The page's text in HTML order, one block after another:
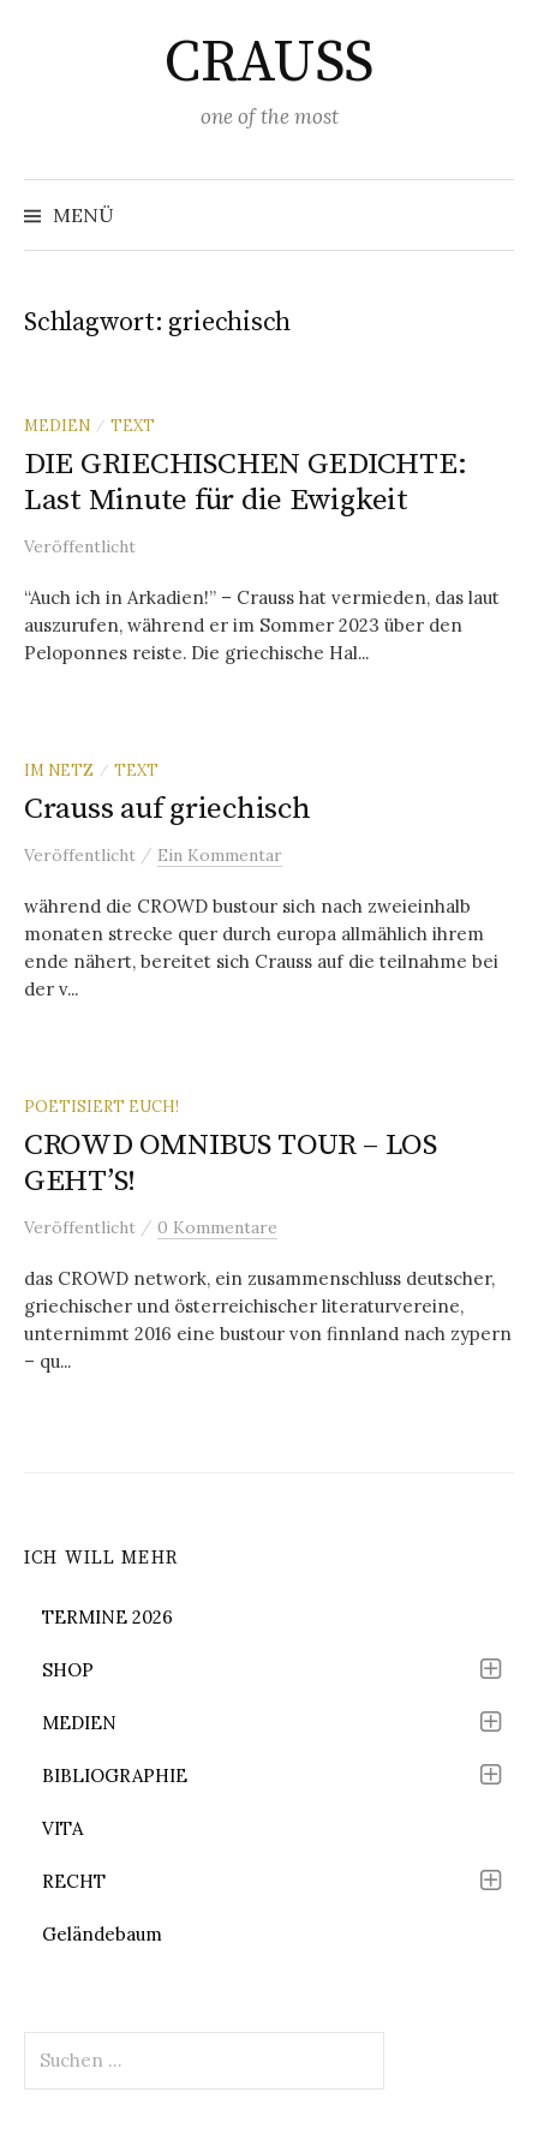
CRAUSS
one of the most
MENÜ
Suchen
Schlagwort: griechisch
MEDIEN / TEXT
DIE GRIECHISCHEN GEDICHTE:
Last Minute für die Ewigkeit
Veröffentlicht
“Auch ich in Arkadien!” – Crauss hat vermieden, das laut
auszurufen, während er im Sommer 2023 über den
Peloponnes reiste. Die griechische Hal...
IM NETZ / TEXT
Crauss auf griechisch
Veröffentlicht / Ein Kommentar
während die CROWD bustour sich nach zweieinhalb
monaten strecke quer durch europa allmählich ihrem
ende nähert, bereitet sich Crauss auf die teilnahme bei
der v...
POETISIERT EUCH!
CROWD OMNIBUS TOUR – LOS
GEHT’S!
Veröffentlicht / 0 Kommentare
das CROWD network, ein zusammenschluss deutscher,
griechischer und österreichischer literaturvereine,
unternimmt 2016 eine bustour von finnland nach zypern
– qu...
ICH WILL MEHR
TERMINE 2026
SHOP
MEDIEN
BIBLIOGRAPHIE
VITA
RECHT
Geländebaum
nach: